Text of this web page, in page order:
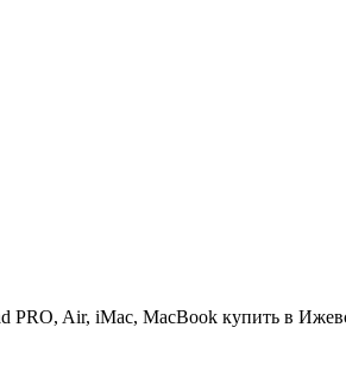
PRO, Air, iMac, MacBook купить в